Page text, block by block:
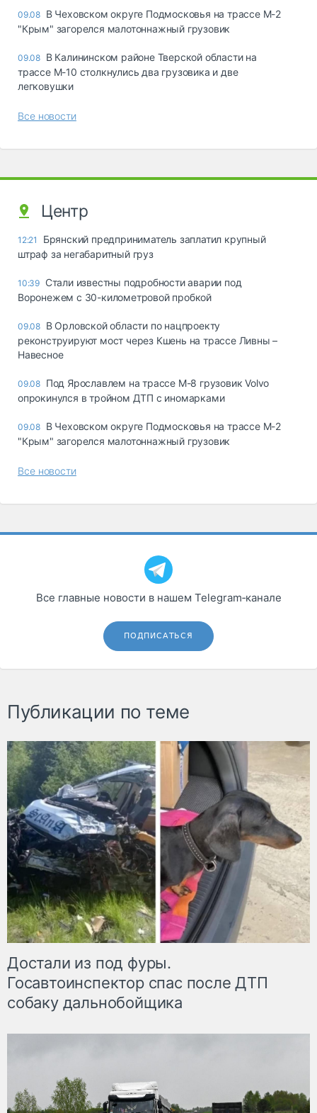
09.08 В Чеховском округе Подмосковья на трассе М-2
"Крым" загорелся малотоннажный грузовик
09.08 В Калининском районе Тверской области на
трассе М-10 столкнулись два грузовика и две
легковушки
Все новости
Центр
12:21
Брянский предприниматель заплатил крупный
штраф за негабаритный груз
10:39 Стали известны подробности аварии под
Воронежем с 30-километровой пробкой
09.08 В Орловской области по нацпроекту
реконструируют мост через Кшень на трассе Ливны –
Навесное
09.08 Под Ярославлем на трассе М-8 грузовик Volvo
опрокинулся в тройном ДТП с иномарками
09.08 В Чеховском округе Подмосковья на трассе М-2
"Крым" загорелся малотоннажный грузовик
Все новости
Все главные новости в нашем Telegram‑канале
ПОДПИСАТЬСЯ
Публикации по теме
Достали из под фуры.
Госавтоинспектор спас после ДТП
собаку дальнобойщика